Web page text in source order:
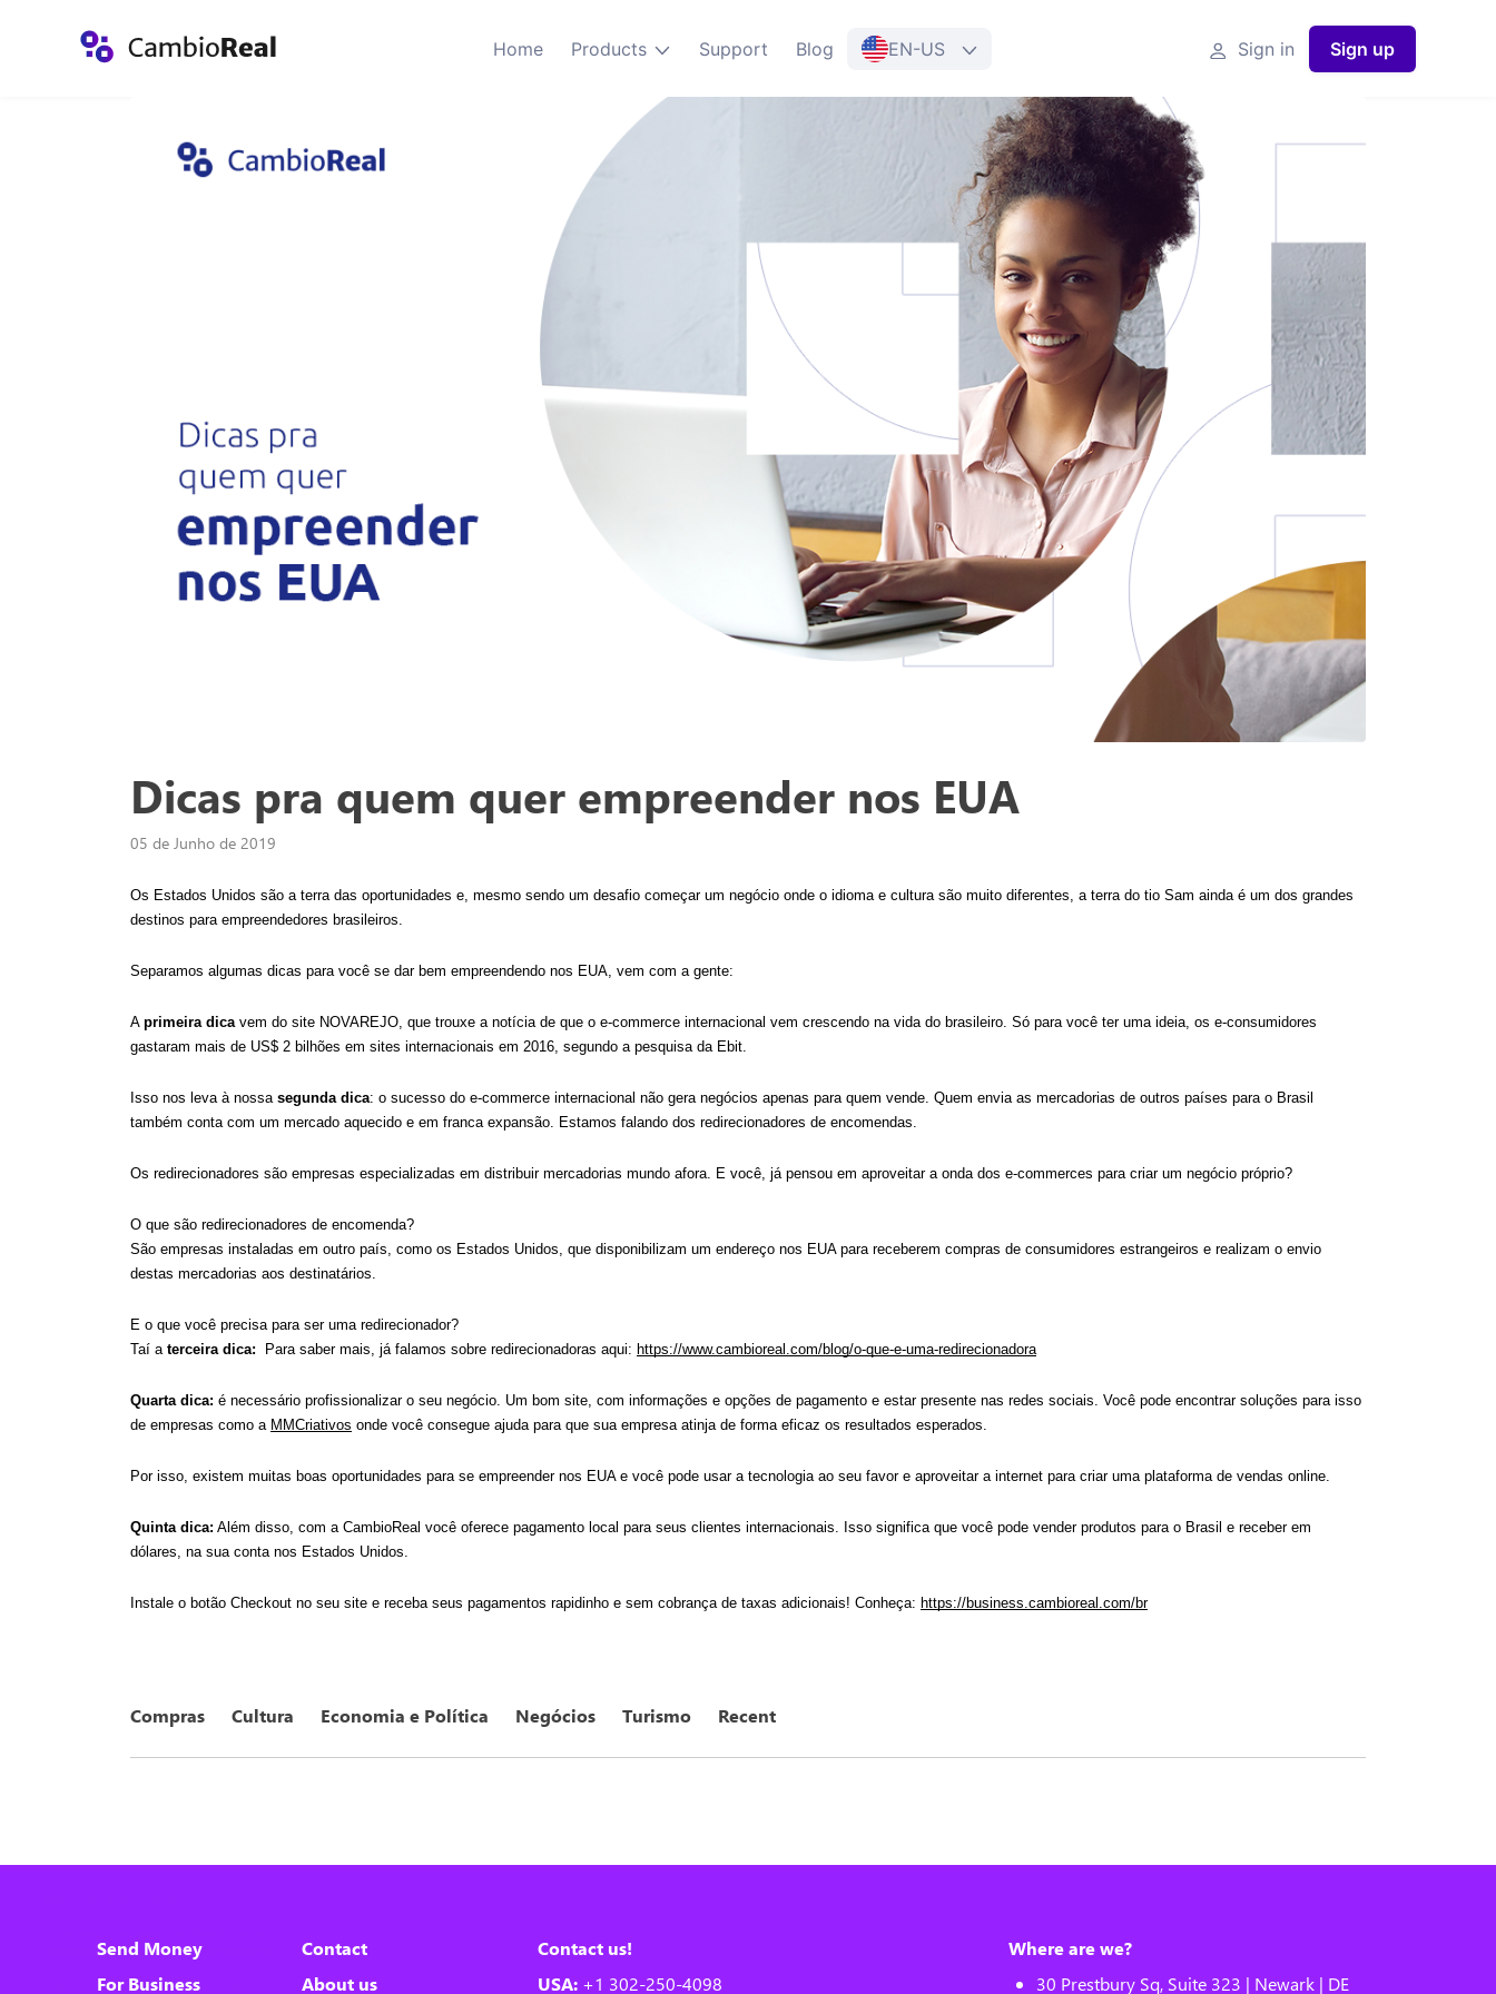
Home Products Support Blog EN-US Sign in Sign up
Dicas pra quem quer empreender nos EUA
05 de Junho de 2019
Os Estados Unidos são a terra das oportunidades e, mesmo sendo um desafio começar um negócio onde o idioma e cultura são muito diferentes, a terra do tio Sam ainda é um dos grandes
destinos para empreendedores brasileiros.
Separamos algumas dicas para você se dar bem empreendendo nos EUA, vem com a gente:
A primeira dica vem do site NOVAREJO, que trouxe a notícia de que o e-commerce internacional vem crescendo na vida do brasileiro. Só para você ter uma ideia, os e-consumidores
gastaram mais de US$ 2 bilhões em sites internacionais em 2016, segundo a pesquisa da Ebit.
Isso nos leva à nossa segunda dica: o sucesso do e-commerce internacional não gera negócios apenas para quem vende. Quem envia as mercadorias de outros países para o Brasil
também conta com um mercado aquecido e em franca expansão. Estamos falando dos redirecionadores de encomendas.
Os redirecionadores são empresas especializadas em distribuir mercadorias mundo afora. E você, já pensou em aproveitar a onda dos e-commerces para criar um negócio próprio?
O que são redirecionadores de encomenda?
São empresas instaladas em outro país, como os Estados Unidos, que disponibilizam um endereço nos EUA para receberem compras de consumidores estrangeiros e realizam o envio
destas mercadorias aos destinatários.
E o que você precisa para ser uma redirecionador?
Taí a terceira dica: Para saber mais, já falamos sobre redirecionadoras aqui: https://www.cambioreal.com/blog/o-que-e-uma-redirecionadora
Quarta dica: é necessário profissionalizar o seu negócio. Um bom site, com informações e opções de pagamento e estar presente nas redes sociais. Você pode encontrar soluções para isso
de empresas como a MMCriativos onde você consegue ajuda para que sua empresa atinja de forma eficaz os resultados esperados.
Por isso, existem muitas boas oportunidades para se empreender nos EUA e você pode usar a tecnologia ao seu favor e aproveitar a internet para criar uma plataforma de vendas online.
Quinta dica: Além disso, com a CambioReal você oferece pagamento local para seus clientes internacionais. Isso significa que você pode vender produtos para o Brasil e receber em
dólares, na sua conta nos Estados Unidos.
Instale o botão Checkout no seu site e receba seus pagamentos rapidinho e sem cobrança de taxas adicionais! Conheça: https://business.cambioreal.com/br
Compras Cultura Economia e Política Negócios Turismo Recent
Send Money
For Business
Contact
About us
Contact us!
USA: +1 302-250-4098
Where are we?
30 Prestbury Sq, Suite 323 | Newark | DE
enhance the overall user experience.
Take a look at ourCookies Policy for more